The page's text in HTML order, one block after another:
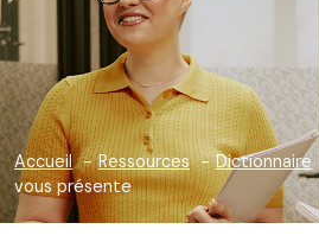
Accueil Ressources Dictionnaire
vous présente